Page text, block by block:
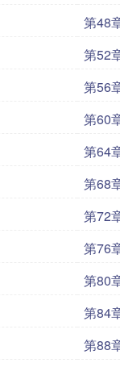
第48
第52
第56
第60
第64
第68
第72
第76
第80
第84
第88